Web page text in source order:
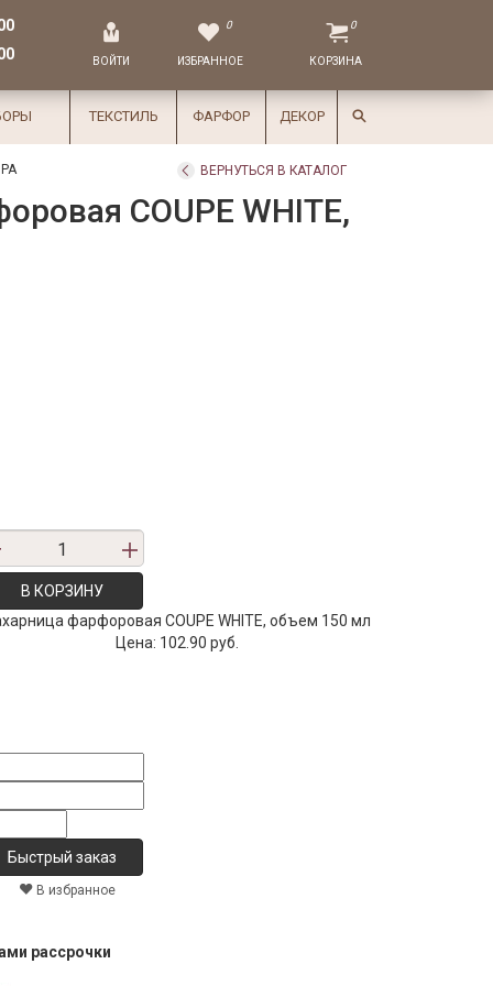
ВОЙТИ
0
ИЗБРАННОЕ
0
КОРЗИНА
ТЕКСТИЛЬ ФАРФОР ДЕКОР
ВЕРНУТЬСЯ В КАТАЛОГ
COUPE WHITE,
В КОРЗИНУ
фарфоровая COUPE WHITE, объем 150 мл
Цена: 102.90 руб.
В избранное
рассрочки